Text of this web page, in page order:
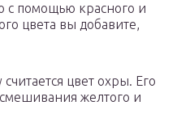
с помощью красного и
цвета вы добавите,
цвет охры. Его
желтого и